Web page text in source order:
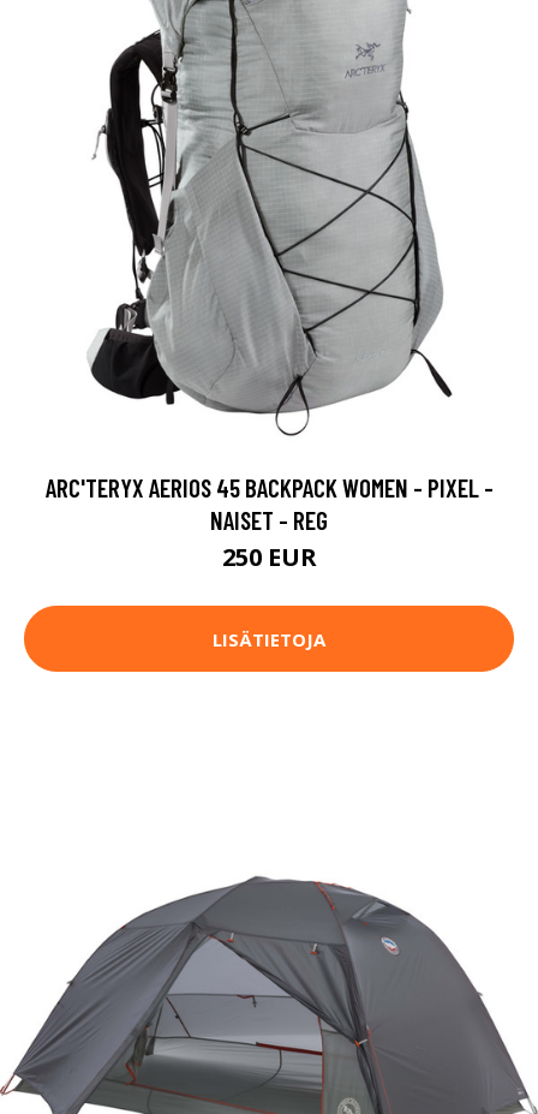
ARC'TERYX AERIOS 45 BACKPACK WOMEN - PIXEL -
NAISET - REG
250 EUR
LISÄTIETOJA